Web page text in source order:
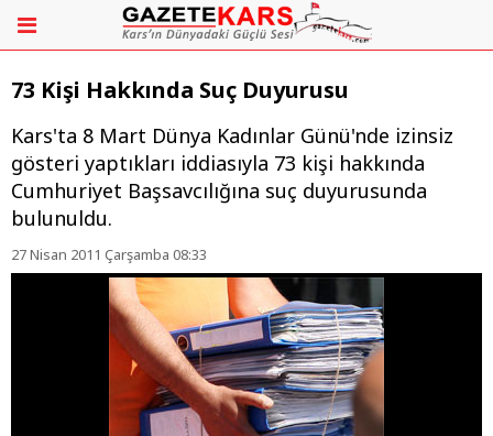
73 Kişi Hakkında Suç Duyurusu
Kars'ta 8 Mart Dünya Kadınlar Günü'nde izinsiz
gösteri yaptıkları iddiasıyla 73 kişi hakkında
Cumhuriyet Başsavcılığına suç duyurusunda
bulunuldu.
27 Nisan 2011 Çarşamba 08:33